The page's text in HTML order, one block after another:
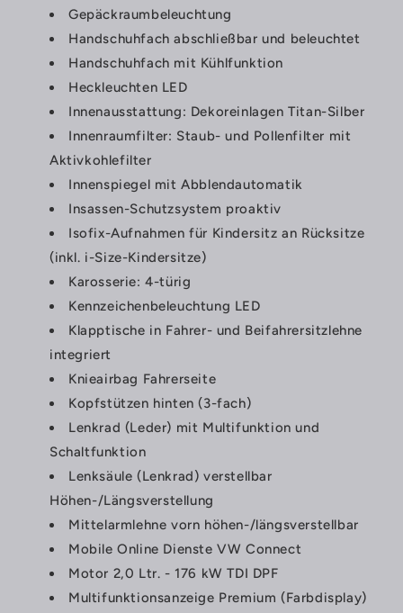
Gepäckraumbeleuchtung
Handschuhfach abschließbar und beleuchtet
Handschuhfach mit Kühlfunktion
Heckleuchten LED
Innenausstattung: Dekoreinlagen Titan-Silber
Innenraumfilter: Staub- und Pollenfilter mit
Aktivkohlefilter
Innenspiegel mit Abblendautomatik
Insassen-Schutzsystem proaktiv
Isofix-Aufnahmen für Kindersitz an Rücksitze
(inkl. i-Size-Kindersitze)
Karosserie: 4-türig
Kennzeichenbeleuchtung LED
Klapptische in Fahrer- und Beifahrersitzlehne
integriert
Knieairbag Fahrerseite
Kopfstützen hinten (3-fach)
Lenkrad (Leder) mit Multifunktion und
Schaltfunktion
Lenksäule (Lenkrad) verstellbar
Höhen-/Längsverstellung
Mittelarmlehne vorn höhen-/längsverstellbar
Mobile Online Dienste VW Connect
Motor 2,0 Ltr. - 176 kW TDI DPF
Multifunktionsanzeige Premium (Farbdisplay)